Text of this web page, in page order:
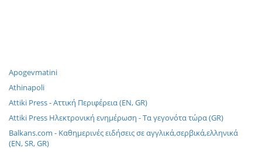
Apogevmatini
Athinapoli
Attiki Press - Αττική Περιφέρεια (EN, GR)
Attiki Press Ηλεκτρονική ενημέρωση - Τα γεγονότα τώρα (GR)
Balkans.com - Καθημερινές ειδήσεις σε αγγλικά,σερβικά,ελληνικά
(EN, SR, GR)